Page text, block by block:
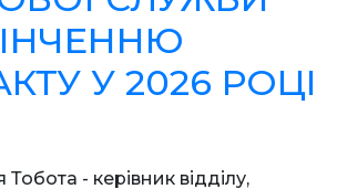
У 2026 РОЦІ
Тобота - керівник відділу,